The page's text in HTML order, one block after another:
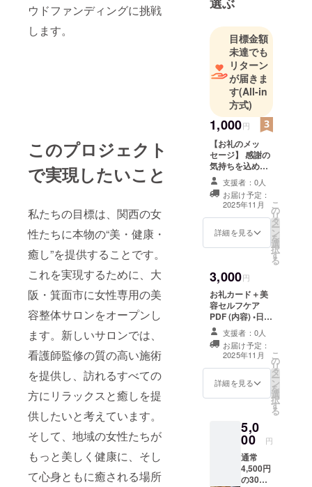
ウドファンディングに挑戦
します。
このプロジェクト
で実現したいこと
私たちの目標は、関西の女
性たちに本物の“美・健康・
癒し”を提供することです。
これを実現するために、大
阪・箕面市に女性専用の美
容整体サロンをオープンし
ます。新しいサロンでは、
看護師監修の質の高い施術
を提供し、訪れるすべての
方にリラックスと癒しを提
供したいと考えています。
そして、地域の女性たちが
もっと美しく健康に、そし
て心身ともに癒される場所
創り出
念に掲げ、
鹿児島から
全国へと、
美と健康を
届けるサロ
ンを展開し
ています。
看護師国家
資格を持
ち、整体サ
ロンで指名
No.1の実績
を経て独
立。これま
でに数多く
身体と真剣
に向き合
い、結果と
信頼を積み
重ねてきま
した。
今回挑戦す
るのは、大
での新店舗
オープンで
ただのサロ
目標金額
未達でも
リターン
が届きま
す(All-in
方式)
1,000円
【お礼のメッ
セージ】 感謝の
気持ちを込め
て、お礼のメッ
セージをお送り
します。
支援者：0人
お届け予定：
2025年11月
詳細を見る
こ
の
リ
タ
ー
ン
を
選
択
す
る
3,000円
お礼カード＋美
容セルフケア
PDF (内容) •日常
でできるリンパ
流しセルフケア •
バストのハリを
保つ簡単スト
レッチ •むくみ改
善のセルフマッ
や生活習慣の
ちょっとしたコ
支援者：0人
お届け予定：
2025年11月
詳細を見る
こ
の
リ
タ
ー
ン
を
選
択
す
る
5,0
00 円
通常
4,500円
の30分